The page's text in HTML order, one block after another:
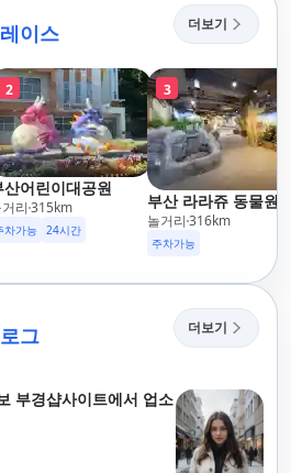
이스 더보기
2
산어린이대공원
리 315km
차가능 24시간
3
부산 라라쥬 동물원
놀거리 316km
주차가능
그 더보기
부경샵사이트에서 업소